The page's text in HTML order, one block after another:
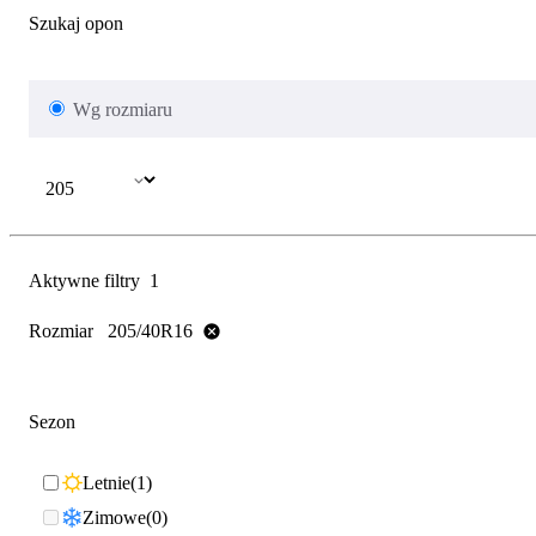
Szukaj opon
Wg rozmiaru
Aktywne filtry 1
Rozmiar 205/40R16
Sezon
Letnie 1
Zimowe 0